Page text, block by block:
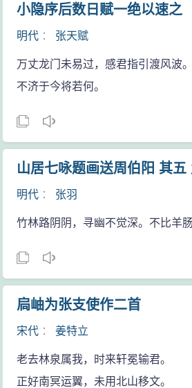
小隐序后数日赋一绝以速之
明代 ： 张天赋
万丈龙门未易过，感君指引渡风波
不济于今将若何。
山居七咏题画送周伯阳 其五
明代 ： 张羽
竹林路阴阴，寻幽不觉深。不比羊
扃岫为张支使作二首
宋代 ：姜特立
老去林泉属我，时来轩冕输君。
正好南冥运翼，未用北山移文。